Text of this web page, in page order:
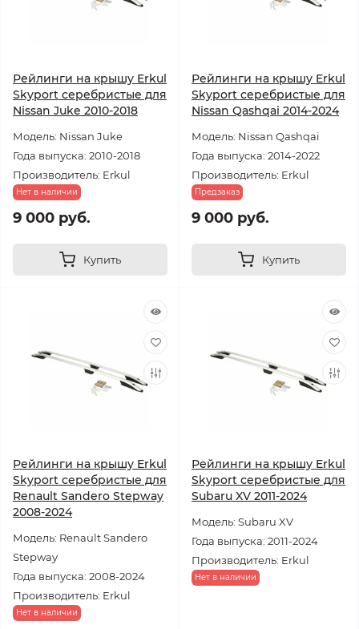
Рейлинги на крышу Erkul
Skyport серебристые для
Nissan Juke 2010-2018
Модель: Nissan Juke
Года выпуска: 2010-2018
Производитель: Erkul
Нет в наличии
9 000 руб.
Купить
Рейлинги на крышу Erkul
Skyport серебристые для
Nissan Qashqai 2014-2024
Модель: Nissan Qashqai
Года выпуска: 2014-2022
Производитель: Erkul
Предзаказ
9 000 руб.
Купить
Рейлинги на крышу Erkul
Skyport серебристые для
Renault Sandero Stepway
2008-2024
Модель: Renault Sandero
Stepway
Года выпуска: 2008-2024
Производитель: Erkul
Нет в наличии
Рейлинги на крышу Erkul
Skyport серебристые для
Subaru XV 2011-2024
Модель: Subaru XV
Года выпуска: 2011-2024
Производитель: Erkul
Нет в наличии